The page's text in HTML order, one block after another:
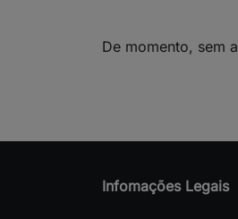
De momento, sem
Infomações Legais